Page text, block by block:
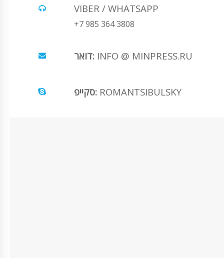
VIBER / WHATSAPP
+7 985 364 3808
דואר: INFO @ MINPRESS.RU
סקייפ: ROMANTSIBULSKY